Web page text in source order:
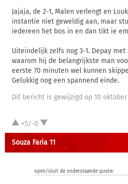
Jajaja, de 2-1, Malen verlengt en
instantie niet geweldig aan, maar
iedereen het bos in en dan tikt ie
Uiteindelijk zelfs nog 3-1. Depay
waarom hij de belangrijkste man
eerste 70 minuten wel kunnen
Gelukkig nog een spannend einde.
Dit bericht is gewijzigd op 10 oktober
+5/-0
Souza Faria 11
open/sluit de onderstaande quote: